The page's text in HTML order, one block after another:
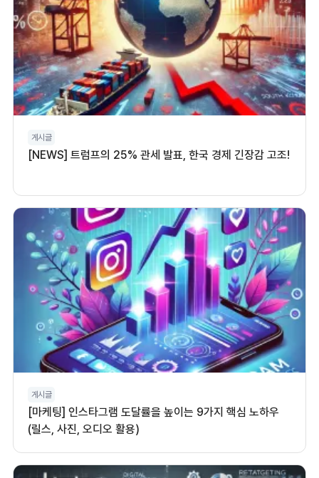
게시글
[NEWS] 트럼프의 25% 관세 발표, 한국 경제 긴장감 고조!
게시글
[마케팅] 인스타그램 도달률을 높이는 9가지 핵심 노하우
(릴스, 사진, 오디오 활용)